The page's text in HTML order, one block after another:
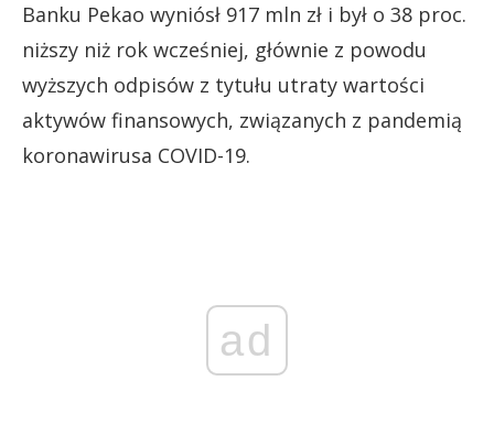
Banku Pekao wyniósł 917 mln zł i był o 38 proc.
niższy niż rok wcześniej, głównie z powodu
wyższych odpisów z tytułu utraty wartości
aktywów finansowych, związanych z pandemią
koronawirusa COVID-19.
ad